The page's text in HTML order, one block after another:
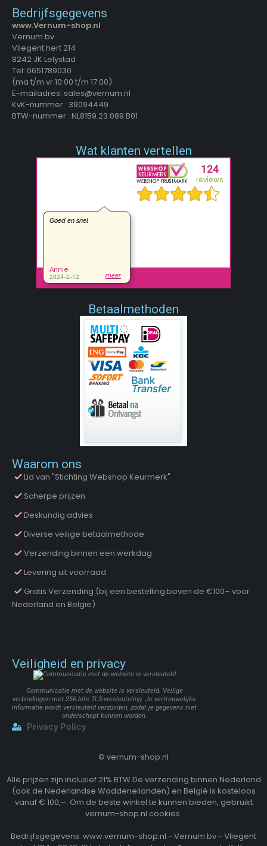
Bedrijfsgegevens
www.Vernum-shop.nl
Vernum bv
Vliegent hert 214
8242 JK Lelystad
Tel: 0651789030
(ma t/m vr 10:00 t/m 17:00)
E-mailadres: sales@vernum.nl
KvK-nummer : 39094449
BTW-nummer : NL8159.23.089.B01
Wat klanten vertellen
Betaalmethoden
Waarom ons
Lid van "Stichting Webshop Keurmerk"
Scherpe prijzen
Deskundig advies
Diverse veilige betaalmethode
Verzending binnen een werkdag
Levering uit voorraad
Gratis Verzending (bij een bestelling boven de €100– voor
Nederland en België)
Veiligheid en privacy
Communicatie met de website is versleuteld. Veilige
verbindingen met 256 bits TLS-versleuteling. Je vertrouwelijke
informatie wordt versleuteld verzonden, zodat je gegevens niet
onderschept kunnen worden.
Privacy Policy
© vernum-shop.nl
Alle prijzen zijn inclusief 21% BTW De verzending binnen Nederland
(ook de Nederlandse Waddeneilanden) en België is kosteloos
vanaf € 100,–. Om de beste winkel te kunnen bieden, gebruikt
vernum-shop.nl cookies.
Bedrijfsgegevens: www.vernum-shop.nl - Vernum bv - Vliegent